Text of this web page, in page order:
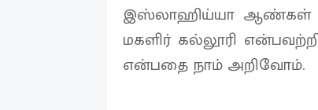
இஸ்லாஹிய்யா ஆண்கள்
மகளிர் கல்லூரி
என்பதை நாம் அறிவோம்.